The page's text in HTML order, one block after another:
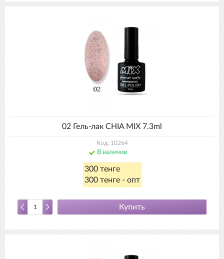
02 Гель-лак CHIA MIX 7.3ml
Код: 10264
В наличии
300 тенге
300 тенге - опт
Купить